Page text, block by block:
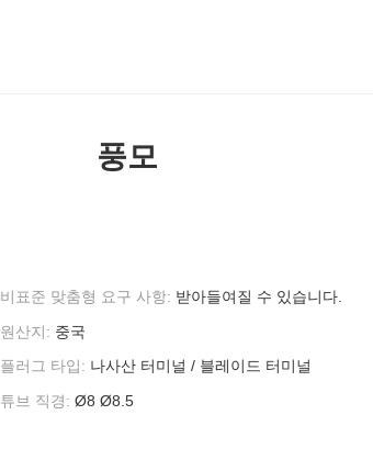
풍모
비표준 맞춤형 요구 사항: 받아들여질 수 있습니다.
원산지: 중국
플러그 타입: 나사산 터미널 / 블레이드 터미널
튜브 직경: Ø8 Ø8.5